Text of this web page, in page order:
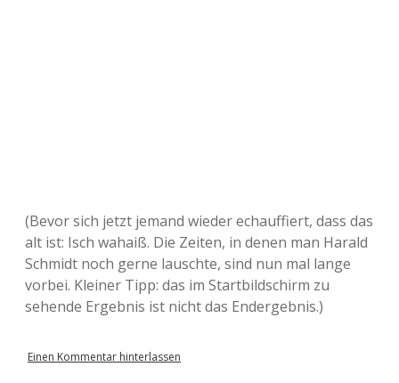
(Bevor sich jetzt jemand wieder echauffiert, dass das
alt ist: Isch wahaiß. Die Zeiten, in denen man Harald
Schmidt noch gerne lauschte, sind nun mal lange
vorbei. Kleiner Tipp: das im Startbildschirm zu
sehende Ergebnis ist nicht das Endergebnis.)
Einen Kommentar hinterlassen